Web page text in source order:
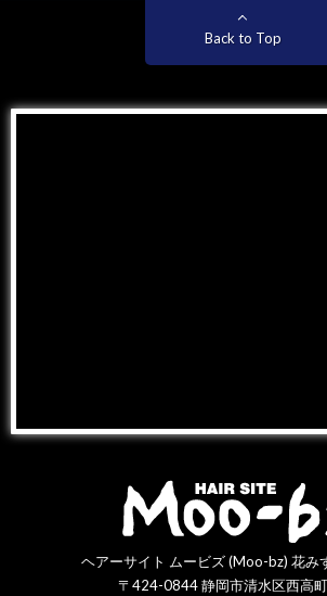
Back to Top
ヘアーサイト ムービズ (Moo-bz) 花み
〒424-0844 静岡市清水区西高